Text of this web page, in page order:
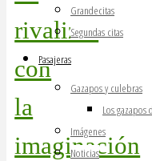
Grandecitas
Segundas citas
Pasajeras
Gazapos y culebras
Los gazapos
Imágenes
Noticias
rivalizar
con
la
imaginación